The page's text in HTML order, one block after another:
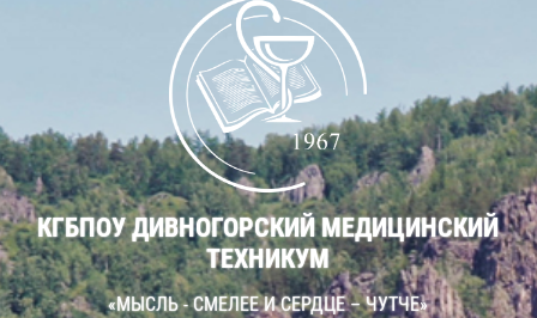
КГБПОУ ДИВНОГОРСКИЙ МЕДИЦИНСКИЙ
ТЕХНИКУМ
«МЫСЛЬ - СМЕЛЕЕ И СЕРДЦЕ – ЧУТЧЕ»